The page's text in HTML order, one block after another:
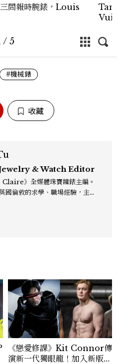
問報時腕錶，Louis
/ 5
#機械錶
收藏
& Watch Editor
》全媒體珠寶鐘錶主編。
國倫敦的求學、職場經驗，主修
工作內容，包括錶展等國際活動
市場動態等專題，及視覺拍攝執
《戀愛修課》Kit Connor傳
演新一代獨眼龍！加入新版